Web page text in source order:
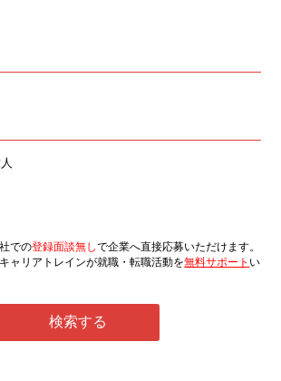
での登録面談無しで企業へ直接応募いただけます。
ャリアトレインが就職・転職活動を無料サポート い